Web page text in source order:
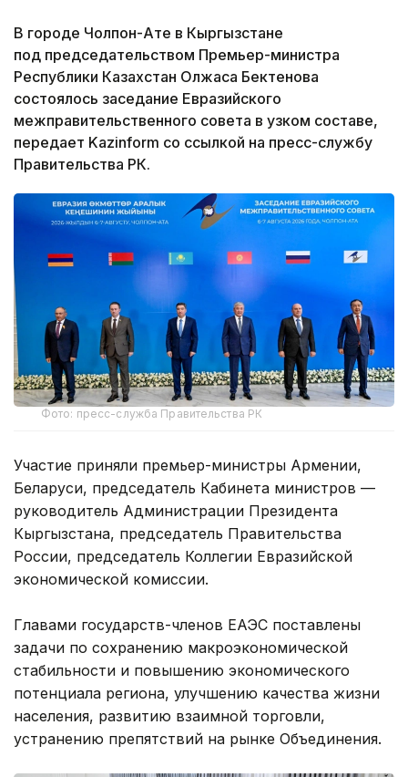
В городе Чолпон-Ате в Кыргызстане
под председательством Премьер-министра
Республики Казахстан Олжаса Бектенова
состоялось заседание Евразийского
межправительственного совета в узком составе,
передает Kazinform со ссылкой на пресс-службу
Правительства РК.
Фото: пресс-служба Правительства РК
Участие приняли премьер-министры Армении,
Беларуси, председатель Кабинета министров —
руководитель Администрации Президента
Кыргызстана, председатель Правительства
России, председатель Коллегии Евразийской
экономической комиссии.
Главами государств-членов ЕАЭС поставлены
задачи по сохранению макроэкономической
стабильности и повышению экономического
потенциала региона, улучшению качества жизни
населения, развитию взаимной торговли,
устранению препятствий на рынке Объединения.